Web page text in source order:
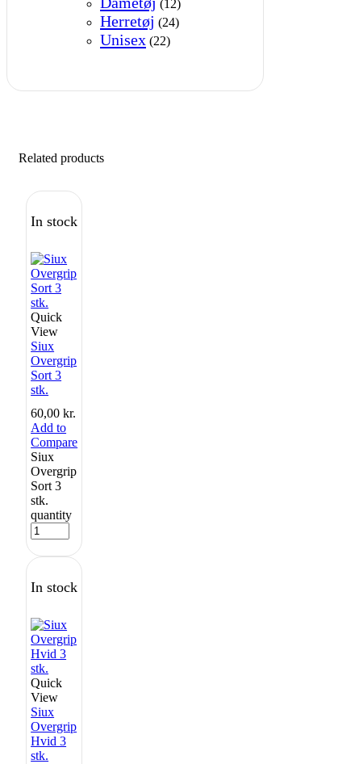
(12)
Herretøj (24)
Unisex (22)
Related products
In stock
Quick
View
Siux
Overgrip
Sort 3
stk.
60,00kr.
Add to
Compare
Siux
Overgrip
Sort 3
stk.
quantity
In stock
Quick
View
Siux
Overgrip
Hvid 3
stk.